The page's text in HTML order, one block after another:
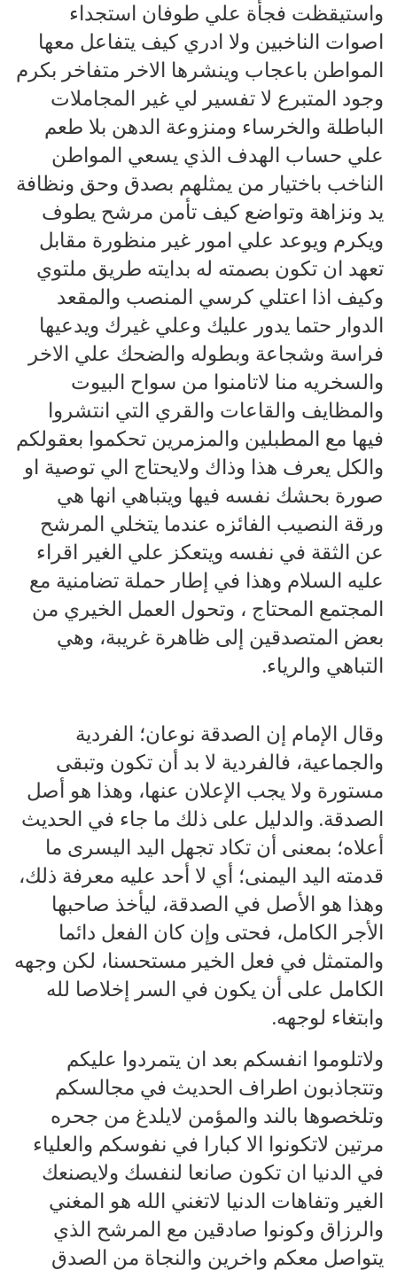
واستيقظت فجأة علي طوفان استجداء
اصوات الناخبين ولا ادري كيف يتفاعل معها
المواطن باعجاب وينشرها الاخر متفاخر بكرم
وجود المتبرع لا تفسير لي غير المجاملات
الباطلة والخرساء ومنزوعة الدهن بلا طعم
علي حساب الهدف الذي يسعي المواطن
الناخب باختيار من يمثلهم بصدق وحق ونظافة
يد ونزاهة وتواضع كيف تأمن مرشح يطوف
ويكرم ويوعد علي امور غير منظورة مقابل
تعهد ان تكون بصمته له بدايته طريق ملتوي
وكيف اذا اعتلي كرسي المنصب والمقعد
الدوار حتما يدور عليك وعلي غيرك ويدعيها
فراسة وشجاعة وبطوله والضحك علي الاخر
والسخريه منا لاتامنوا من سواح البيوت
والمظايف والقاعات والقري التي انتشروا
فيها مع المطبلين والمزمرين تحكموا بعقولكم
والكل يعرف هذا وذاك ولايحتاج الي توصية او
صورة بحشك نفسه فيها ويتباهي انها هي
ورقة النصيب الفائزه عندما يتخلي المرشح
عن الثقة في نفسه ويتعكز علي الغير اقراء
عليه السلام وهذا في إطار حملة تضامنية مع
المجتمع المحتاج ، وتحول العمل الخيري من
بعض المتصدقين إلى ظاهرة غريبة، وهي
التباهي والرياء.
وقال الإمام إن الصدقة نوعان؛ الفردية
والجماعية، فالفردية لا بد أن تكون وتبقى
مستورة ولا يجب الإعلان عنها، وهذا هو أصل
الصدقة. والدليل على ذلك ما جاء في الحديث
أعلاه؛ بمعنى أن تكاد تجهل اليد اليسرى ما
قدمته اليد اليمنى؛ أي لا أحد عليه معرفة ذلك،
وهذا هو الأصل في الصدقة، ليأخذ صاحبها
الأجر الكامل، فحتى وإن كان الفعل دائما
والمتمثل في فعل الخير مستحسنا، لكن وجهه
الكامل على أن يكون في السر إخلاصا لله
وابتغاء لوجهه.
ولاتلوموا انفسكم بعد ان يتمردوا عليكم
وتتجاذبون اطراف الحديث في مجالسكم
وتلخصوها بالند والمؤمن لايلدغ من جحره
مرتين لاتكونوا الا كبارا في نفوسكم والعلياء
في الدنيا ان تكون صانعا لنفسك ولايصنعك
الغير وتفاهات الدنيا لاتغني الله هو المغني
والرزاق وكونوا صادقين مع المرشح الذي
يتواصل معكم واخرين والنجاة من الصدق